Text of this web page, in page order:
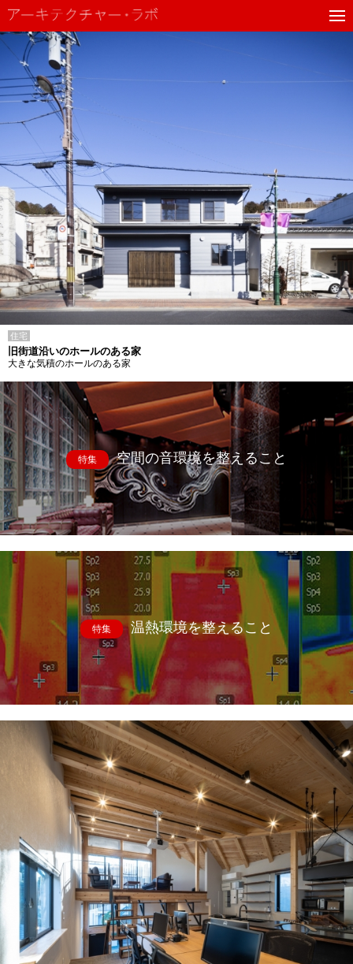
住宅
旧街道沿いのホールのある家
大きな気積のホールのある家
特集 空間の音環境を整えること
特集 温熱環境を整えること